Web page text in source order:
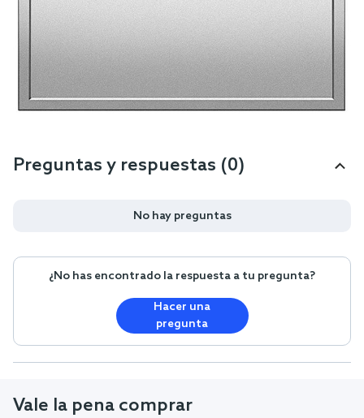
Preguntas y respuestas (0)
No hay preguntas
¿No has encontrado la respuesta a tu pregunta?
Hacer una
pregunta
Vale la pena comprar